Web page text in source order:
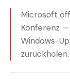
Microsoft
Konferenz
Windows-
zurückholen.